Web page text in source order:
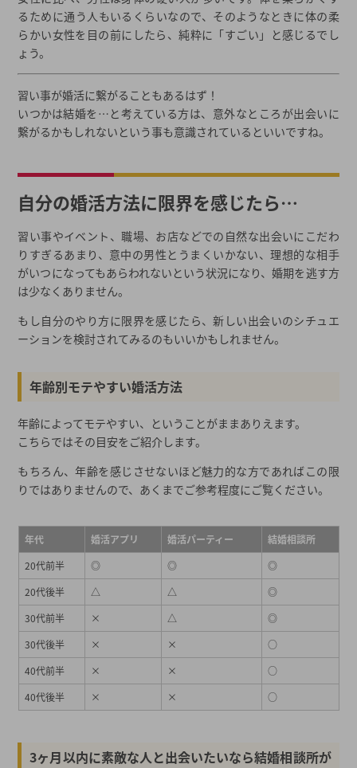
るために通う人もいるくらいなので、そのようなときに体の柔
らかい女性を目の前にしたら、純粋に「すごい」と感じるでし
ょう。
習い事が婚活に繋がることもあるはず！
いつかは結婚を…と考えている方は、意外なところが出会いに
繋がるかもしれないという事も意識されているといいですね。
自分の婚活方法に限界を感じたら…
習い事やイベント、職場、お店などでの自然な出会いにこだわ
りすぎるあまり、意中の男性とうまくいかない、理想的な相手
がいつになってもあらわれないという状況になり、婚期を逃す方
は少なくありません。
もし自分のやり方に限界を感じたら、新しい出会いのシチュエ
ーションを検討されてみるのもいいかもしれません。
年齢別モテやすい婚活方法
年齢によってモテやすい、ということがままありえます。
こちらではその目安をご紹介します。
もちろん、年齢を感じさせないほど魅力的な方であればこの限
りではありませんので、あくまでご参考程度にご覧ください。
年代 婚活アプリ 婚活パーティー
結婚相談所
20代前半
◎ ◎
◎
20代後半
△ △
◎
30代前半
× △
◎
30代後半
× ×
○
40代前半
× ×
○
40代後半
× × ○
3ヶ月以内に素敵な人と出会いたいなら結婚相談所が